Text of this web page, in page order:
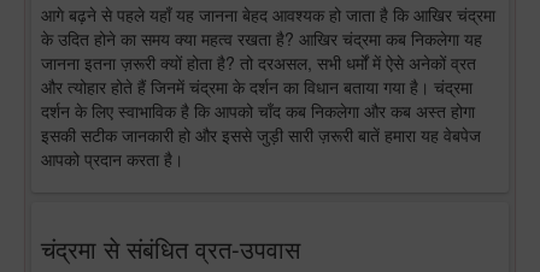
आगे बढ़ने से पहले यहाँ यह जानना बेहद आवश्यक हो जाता है कि आखिर चंद्रमा
के उदित होने का समय क्या महत्व रखता है? आखिर चंद्रमा कब निकलेगा यह
जानना इतना ज़रूरी क्यों होता है? तो दरअसल, सभी धर्मों में ऐसे अनेकों व्रत
और त्योहार होते हैं जिनमें चंद्रमा के दर्शन का विधान बताया गया है। चंद्रमा
दर्शन के लिए स्वाभाविक है कि आपको चाँद कब निकलेगा और कब अस्त होगा
इसकी सटीक जानकारी हो और इससे जुड़ी सारी ज़रूरी बातें हमारा यह वेबपेज
आपको प्रदान करता है।
चंद्रमा से संबंधित व्रत-उपवास